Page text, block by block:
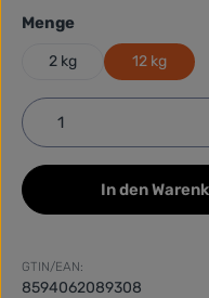
Mengeauswählen
2 kg 12 kg
Produkt Anzahl:
In den
GTIN/EAN:
8594062089308